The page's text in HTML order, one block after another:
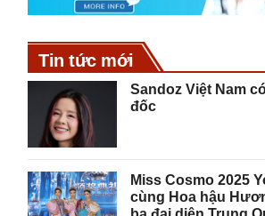
Tin tức mới
Sandoz Việt Nam
đốc
Miss Cosmo 2025
cùng Hoa hậu